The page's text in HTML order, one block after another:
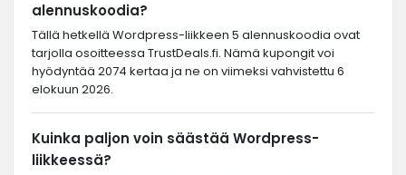
alennuskoodia?
Tällä hetkellä Wordpress-liikkeen 5 alennuskoodia ovat
tarjolla osoitteessa TrustDeals.fi. Nämä kupongit voi
hyödyntää 2074 kertaa ja ne on viimeksi vahvistettu 6
elokuun 2026.
Kuinka paljon voin säästää Wordpress-
liikkeessä?